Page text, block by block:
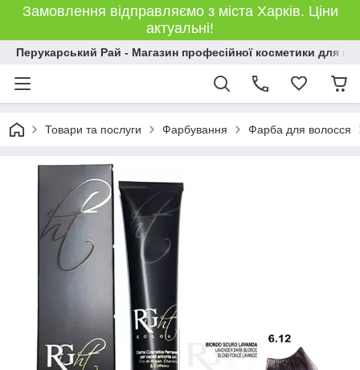
Замовлення відправляємо з міста Харків. Ціни
актуальні!
Перукарський Рай - Магазин професійної косметики для
Товари та послуги Фарбування Фарба для волосся